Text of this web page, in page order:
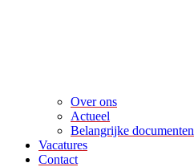
Over ons
Actueel
Belangrijke documenten
Vacatures
Contact